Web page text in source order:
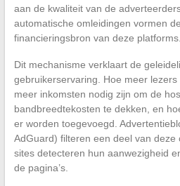
aan de kwaliteit van de
automatische omleidingen vormen
financieringsbron van deze platforms.
Dit mechanisme verklaart de
gebruikerservaring. Hoe meer
meer inkomsten nodig zijn om de
bandbreedtekosten te dekken, en
er worden toegevoegd.
AdGuard) filteren een deel van deze
sites detecteren hun aanwezigheid
de pagina’s.